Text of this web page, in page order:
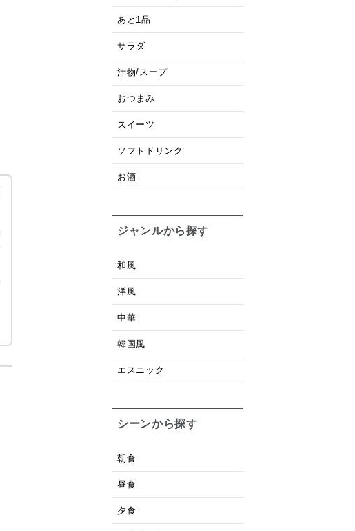
あと1品
サラダ
汁物/スープ
おつまみ
スイーツ
ソフトドリンク
お酒
ジャンルから探す
和風
洋風
中華
韓国風
エスニック
シーンから探す
朝食
昼食
夕食